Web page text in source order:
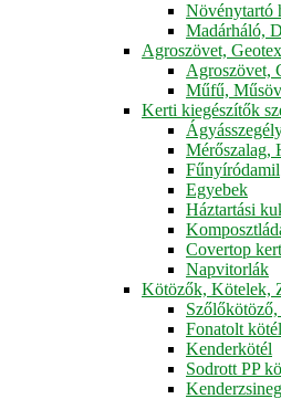
Növénytartó
Madárháló,
Agroszövet,
Agroszövet,
Műfű,
Kerti kiegészítők
Mérőszalag,
Fűnyíródamil
Egyebek
Háztartási
Covertop
Napvitorlák
Kötözők, Kötelek,
Fonatolt kötél
Kenderkötél
Sodrott PP